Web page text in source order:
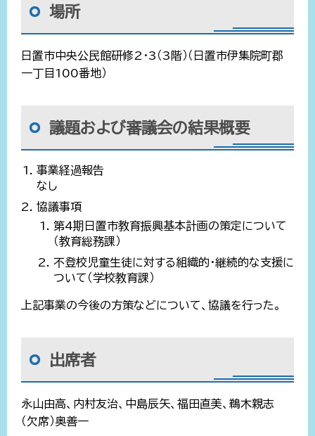
場所
日置市中央公民館研修2・3（3階）（日置市伊集院町郡
一丁目100番地）
議題および審議会の結果概要
事業経過報告
なし
協議事項
第4期日置市教育振興基本計画の策定について
（教育総務課）
不登校児童生徒に対する組織的・継続的な支援に
ついて（学校教育課）
上記事業の今後の方策などについて、協議を行った。
出席者
永山由高、内村友治、中島辰矢、福田直美、鵜木親志
（欠席）奥善一